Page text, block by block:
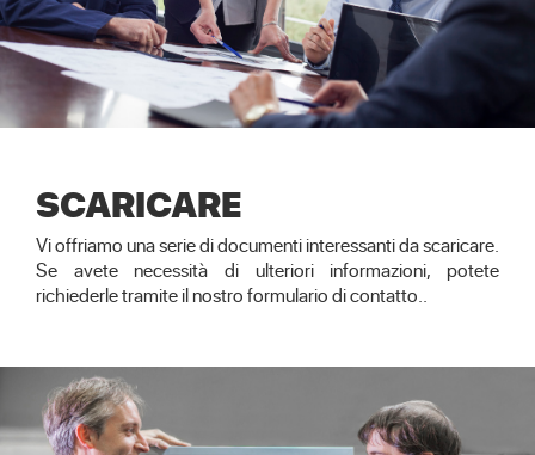
SCARICARE
Vi offriamo una serie di documenti interessanti da scaricare.
Se avete necessità di ulteriori informazioni, potete
richiederle tramite il nostro formulario dicontatto.